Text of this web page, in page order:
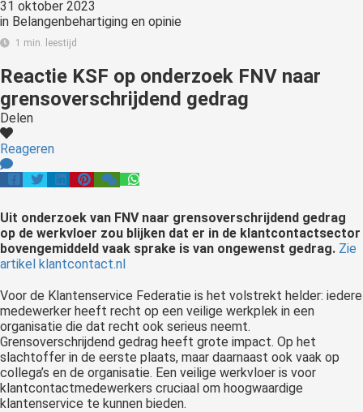
31 oktober 2023
in Belangenbehartiging en opinie
1 min. leestijd
Reactie KSF op onderzoek FNV naar
grensoverschrijdend gedrag
Delen
Reageren
Uit onderzoek van FNV naar grensoverschrijdend gedrag
op de werkvloer zou blijken dat er in de klantcontactsector
bovengemiddeld vaak sprake is van ongewenst gedrag. Zie
artikel klantcontact.nl
Voor de Klantenservice Federatie is het volstrekt helder: iedere
medewerker heeft recht op een veilige werkplek in een
organisatie die dat recht ook serieus neemt.
Grensoverschrijdend gedrag heeft grote impact. Op het
slachtoffer in de eerste plaats, maar daarnaast ook vaak op
collega’s en de organisatie. Een veilige werkvloer is voor
klantcontactmedewerkers cruciaal om hoogwaardige
klantenservice te kunnen bieden.
van
op
gebruikt
te
de
Hierdoor
van